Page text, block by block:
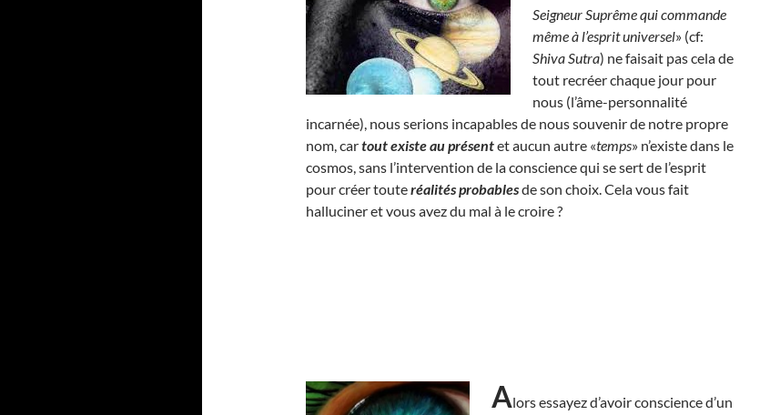
Seigneur Suprême qui commande
même à l’esprit universel» (cf:
Shiva Sutra) ne faisait pas cela de
tout recréer chaque jour pour
nous (l’âme-personnalité
incarnée), nous serions incapables de nous souvenir de notre propre
nom, cartout existe au présentet aucun autre «temps» n’existe dans le
cosmos, sans l’intervention de la conscience qui se sert de l’esprit
pour créer touteréalités probablesde son choix. Cela vous fait
halluciner et vous avez du mal à le croire ?
Alors essayez d’avoir conscience d’un